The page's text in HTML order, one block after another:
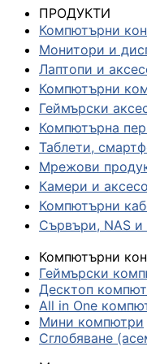
ПРОДУКТИ
Компютърни
Монитори и
Лаптопи и
Компютърни
Геймърски
Компютърна
Таблети,
Мрежови
Камери и
Компютърни
Сървъри, NAS и
Компютърни
Геймърски
Десктоп
All in One
Мини компютри
Сглобяване